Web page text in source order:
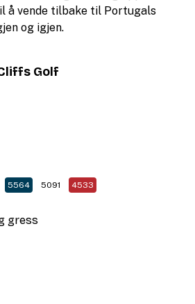
å vende tilbake til Portugals
og igjen.
Golf
5564 5091 4533
gress